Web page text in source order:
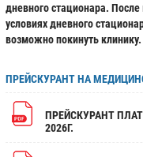
дневного стационара.
условиях дневного
возможно покинуть клинику.
ПРЕЙСКУРАНТ НА
ПРЕЙСКУРАНТ
2026Г.